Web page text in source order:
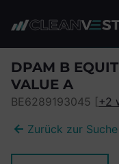
DPAM B
VALUE A
BE6289193045 [+2
Zurück zur Suche